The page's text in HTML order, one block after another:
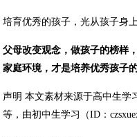
培育优秀的孩子，光从孩子身
父母改变观念，做孩子的榜样
家庭环境，才是培养优秀孩子
声明 本文素材来源于高中生学
等，由初中生学习（ID：